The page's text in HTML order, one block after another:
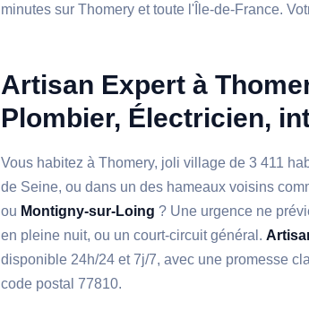
minutes sur Thomery et toute l'Île-de-France.
Artisan Expert à
Plombier, Électricien,
Vous habitez à Thomery, joli village de 3 411
de Seine, ou dans un des hameaux voisins
ou Montigny-sur-Loing ? Une urgence ne
en pleine nuit, ou un court-circuit général.
disponible 24h/24 et 7j/7, avec une promesse
code postal 77810.